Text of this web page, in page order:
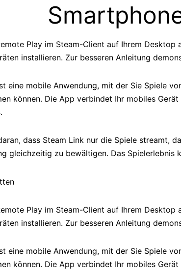
Play im Steam-Client auf Ihrem
installieren. Zur besseren Anleitung
eine mobile Anwendung, mit der Sie Spiele
können. Die App verbindet Ihr mobiles
dass Steam Link nur die Spiele streamt,
gleichzeitig zu bewältigen. Das Spielerlebnis
Play im Steam-Client auf Ihrem
installieren. Zur besseren Anleitung
eine mobile Anwendung, mit der Sie Spiele
können. Die App verbindet Ihr mobiles